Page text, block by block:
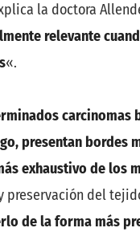
la doctora
relevante
«.
carcinomas
presentan bordes
exhaustivo de los
preservación del
de la forma más